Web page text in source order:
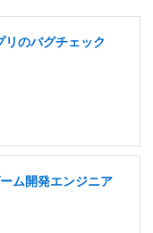
のバグチェック
ム開発エンジニア